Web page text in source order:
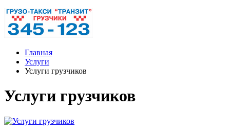
Главная
Услуги
Услуги грузчиков
Услуги грузчиков